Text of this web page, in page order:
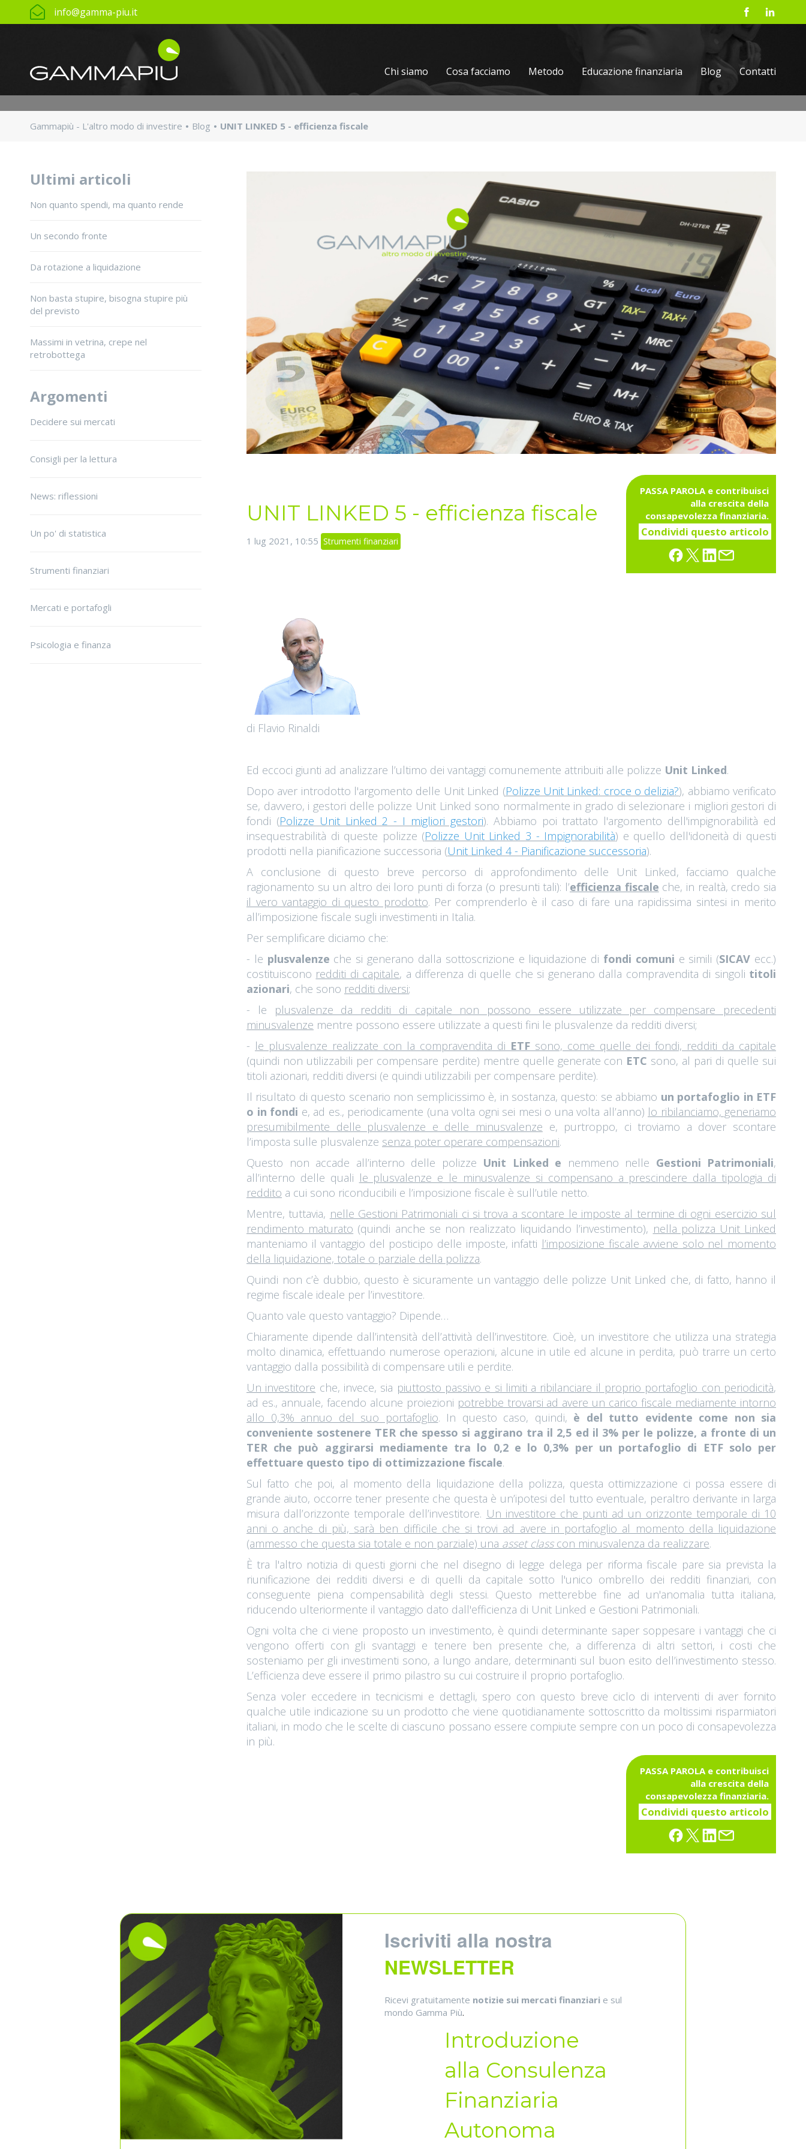
info@gamma-piu.it
Chi siamo Cosa facciamo Metodo Educazione finanziaria Blog Contatti
Gammapiù - L'altro modo di investire Blog UNIT LINKED 5 - efficienza fiscale
Ultimi articoli
Non quanto spendi, ma quanto rende
Un secondo fronte
Da rotazione a liquidazione
Non basta stupire, bisogna stupire più
del previsto
Massimi in vetrina, crepe nel
retrobottega
Argomenti
Decidere sui mercati
Consigli per la lettura
News: riflessioni
Un po' di statistica
Strumenti finanziari
Mercati e portafogli
Psicologia e finanza
UNIT LINKED 5 - efficienza fiscale
1 lug 2021, 10:55 Strumenti finanziari
PASSA PAROLA e contribuisci
alla crescita della
consapevolezza finanziaria.
Condividi questo articolo
di Flavio Rinaldi
Ed eccoci giunti ad analizzare l’ultimo dei vantaggi comunemente attribuiti alle polizze Unit Linked.
Dopo aver introdotto l'argomento delle Unit Linked (Polizze Unit Linked: croce o delizia?), abbiamo verificato
se, davvero, i gestori delle polizze Unit Linked sono normalmente in grado di selezionare i migliori gestori di
fondi (Polizze Unit Linked 2 - I migliori gestori). Abbiamo poi trattato l'argomento dell'impignorabilità ed
insequestrabilità di queste polizze (Polizze Unit Linked 3 - Impignorabilità) e quello dell'idoneità di questi
prodotti nella pianificazione successoria (Unit Linked 4 - Pianificazione successoria).
A conclusione di questo breve percorso di approfondimento delle Unit Linked, facciamo qualche
ragionamento su un altro dei loro punti di forza (o presunti tali): l’efficienza fiscale che, in realtà, credo sia
il vero vantaggio di questo prodotto. Per comprenderlo è il caso di fare una rapidissima sintesi in merito
all’imposizione fiscale sugli investimenti in Italia.
Per semplificare diciamo che:
- le plusvalenze che si generano dalla sottoscrizione e liquidazione di fondi comuni e simili (SICAV ecc.)
costituiscono redditi di capitale, a differenza di quelle che si generano dalla compravendita di singoli titoli
azionari, che sono redditi diversi;
- le
plusvalenze da redditi di capitale non possono essere utilizzate per compensare precedenti
minusvalenze mentre possono essere utilizzate a questi fini le plusvalenze da redditi diversi;
- le plusvalenze realizzate con la compravendita di ETF sono, come quelle dei fondi, redditi da capitale
(quindi non utilizzabili per compensare perdite) mentre quelle generate con ETC sono, al pari di quelle sui
titoli azionari, redditi diversi (e quindi utilizzabili per compensare perdite).
Il risultato di questo scenario non semplicissimo è, in sostanza, questo: se abbiamo un portafoglio in ETF
o in fondi e, ad es., periodicamente (una volta ogni sei mesi o una volta all’anno) lo ribilanciamo, generiamo
presumibilmente delle plusvalenze e delle minusvalenze e, purtroppo, ci troviamo a dover scontare
l’imposta sulle plusvalenze senza poter operare compensazioni.
Questo non accade all’interno delle polizze Unit Linked e nemmeno nelle Gestioni Patrimoniali,
all’interno delle quali le plusvalenze e le minusvalenze si compensano a prescindere dalla tipologia di
reddito a cui sono riconducibili e l’imposizione fiscale è sull’utile netto.
Mentre, tuttavia, nelle Gestioni Patrimoniali ci si trova a scontare le imposte al termine di ogni esercizio sul
rendimento maturato (quindi anche se non realizzato liquidando l’investimento), nella polizza Unit Linked
manteniamo il vantaggio del posticipo delle imposte, infatti l’imposizione fiscale avviene solo nel momento
della liquidazione, totale o parziale della polizza.
Quindi non c’è dubbio, questo è sicuramente un vantaggio delle polizze Unit Linked che, di fatto, hanno il
regime fiscale ideale per l’investitore.
Quanto vale questo vantaggio? Dipende…
Chiaramente dipende dall’intensità dell’attività dell’investitore. Cioè, un investitore che utilizza una strategia
molto dinamica, effettuando numerose operazioni, alcune in utile ed alcune in perdita, può trarre un certo
vantaggio dalla possibilità di compensare utili e perdite.
Un investitore che, invece, sia piuttosto passivo e si limiti a ribilanciare il proprio portafoglio con periodicità,
ad es., annuale, facendo alcune proiezioni potrebbe trovarsi ad avere un carico fiscale mediamente intorno
allo 0,3% annuo del suo portafoglio. In questo caso, quindi, è del tutto evidente come non sia
conveniente sostenere TER che spesso si aggirano tra il 2,5 ed il 3% per le polizze, a fronte di un
TER che può aggirarsi mediamente tra lo 0,2 e lo 0,3% per un portafoglio di ETF solo per
effettuare questo tipo di ottimizzazione fiscale.
Sul fatto che poi, al momento della liquidazione della polizza, questa ottimizzazione ci possa essere di
grande aiuto, occorre tener presente che questa è un’ipotesi del tutto eventuale, peraltro derivante in larga
misura dall’orizzonte temporale dell’investitore. Un investitore che punti ad un orizzonte temporale di 10
anni o anche di più, sarà ben difficile che si trovi ad avere in portafoglio al momento della liquidazione
(ammesso che questa sia totale e non parziale) una asset classcon minusvalenza da realizzare.
È tra l'altro notizia di questi giorni che nel disegno di legge delega per riforma fiscale pare sia prevista la
riunificazione dei redditi diversi e di quelli da capitale sotto l'unico ombrello dei redditi finanziari, con
conseguente piena compensabilità degli stessi. Questo metterebbe fine ad un'anomalia tutta italiana,
riducendo ulteriormente il vantaggio dato dall'efficienza di Unit Linked e Gestioni Patrimoniali.
Ogni volta che ci viene proposto un investimento, è quindi determinante saper soppesare i vantaggi che ci
vengono offerti con gli svantaggi e tenere ben presente che, a differenza di altri settori, i costi che
sosteniamo per gli investimenti sono, a lungo andare, determinanti sul buon esito dell’investimento stesso.
L’efficienza deve essere il primo pilastro su cui costruire il proprio portafoglio.
Senza voler eccedere in tecnicismi e dettagli, spero con questo breve ciclo di interventi di aver fornito
qualche utile indicazione su un prodotto che viene quotidianamente sottoscritto da moltissimi risparmiatori
italiani, in modo che le scelte di ciascuno possano essere compiute sempre con un poco di consapevolezza
in più.
PASSA PAROLA e contribuisci
alla crescita della
consapevolezza finanziaria.
Condividi questo articolo
Iscriviti alla nostra
NEWSLETTER
Ricevi gratuitamente notizie sui mercati finanziari e sul
mondo Gamma Più.
Introduzione
alla Consulenza
Finanziaria
Autonoma